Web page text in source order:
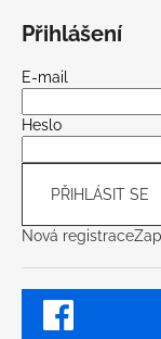
Přihlášení
E-mail
Heslo
PŘIHLÁSIT SE
Nová registrace